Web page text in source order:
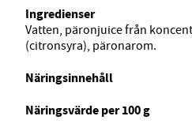
Ingredienser
Vatten, päronjuice från
(citronsyra), päronarom.
Näringsinnehåll
Näringsvärde per 100 g